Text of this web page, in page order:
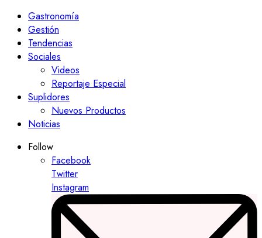
Gastronomía
Gestión
Tendencias
Sociales
Videos
Reportaje Especial
Suplidores
Nuevos Productos
Noticias
Follow
Facebook
Twitter
Instagram